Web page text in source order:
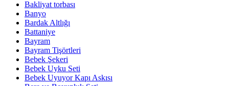
Bakliyat torbası
Banyo
Bardak Altlığı
Battaniye
Bayram
Bayram Tişörtleri
Bebek Şekeri
Bebek Uyku Seti
Bebek Uyuyor Kapı Askısı